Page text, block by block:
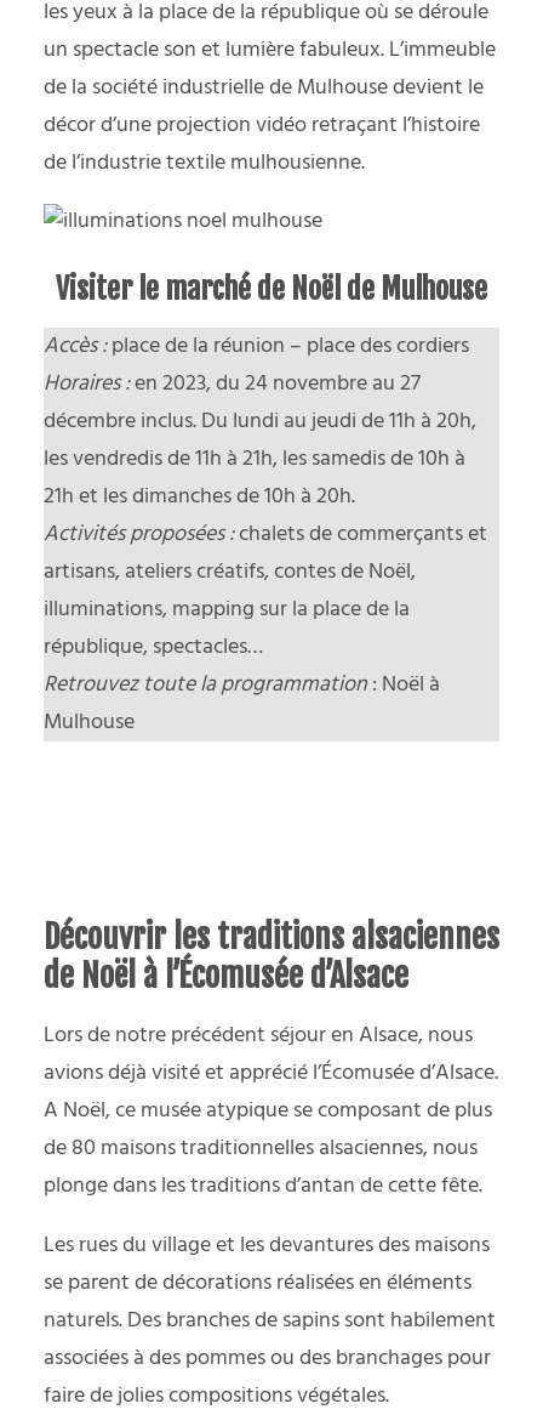
les yeux à la place de la république où se déroule
un spectacle son et lumière fabuleux. L’immeuble
de la société industrielle de Mulhouse devient le
décor d’une projection vidéo retraçant l’histoire
de l’industrie textile mulhousienne.
Visiter le marché de Noël de Mulhouse
Accès :place de la réunion – place des cordiers
Horaires :en 2023, du 24 novembre au 27
décembre inclus. Du lundi au jeudi de 11h à 20h,
les vendredis de 11h à 21h, les samedis de 10h à
21h et les dimanches de 10h à 20h.
Activités proposées :chalets de commerçants et
artisans, ateliers créatifs, contes de Noël,
illuminations, mapping sur la place de la
république, spectacles…
Retrouvez toute la programmation: Noël à
Mulhouse
Découvrir les traditions alsaciennes
de Noël à l’Écomusée d’Alsace
Lors de notreprécédent séjour en Alsace, nous
avions déjà visité et apprécié l’Écomusée d’Alsace.
A Noël, ce musée atypique se composant de plus
de 80 maisons traditionnelles alsaciennes, nous
plonge dans les traditions d’antan de cette fête.
Les rues du village et les devantures des maisons
se parent de décorations réalisées en éléments
naturels. Des branches de sapins sont habilement
associées à des pommes ou des branchages pour
faire de jolies compositions végétales.